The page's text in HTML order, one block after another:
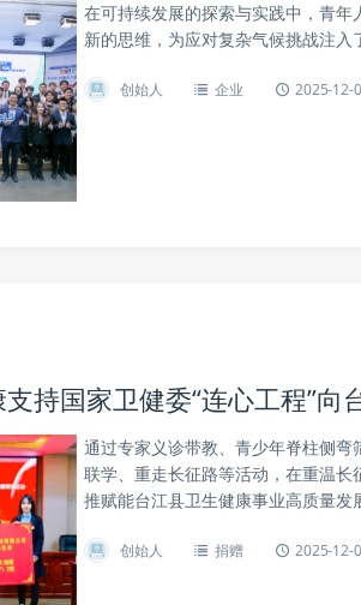
在可持续发展的探索与实践中，青
新的思维，为应对复杂气候挑战注入
创始人 企业 2025-12-
持国家卫健委“连心工程”向
通过专家义诊带教、青少年脊柱侧
联学、重走长征路等活动，在重温
推赋能台江县卫生健康事业高质量发
创始人 捐赠 2025-12-